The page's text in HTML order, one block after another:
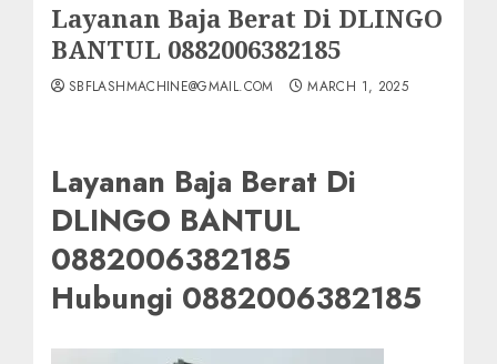
Layanan Baja Berat Di DLINGO
BANTUL 0882006382185
SBFLASHMACHINE@GMAIL.COM MARCH 1, 2025
Layanan Baja Berat Di
DLINGO BANTUL
0882006382185
Hubungi 0882006382185